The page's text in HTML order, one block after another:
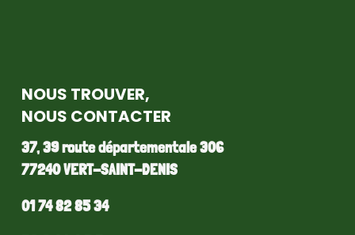
NOUS TROUVER,
NOUS CONTACTER
37, 39 route départementale 306
77240 VERT-SAINT-DENIS
01 74 82 85 34